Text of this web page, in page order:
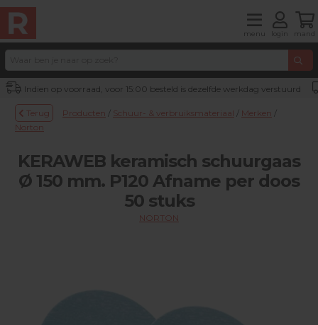
menu login mand
Indien op voorraad, voor 15:00 besteld is dezelfde werkdag verstuurd
Terug Producten / Schuur- & verbruiksmateriaal / Merken /
Norton
KERAWEB keramisch schuurgaas
Ø 150 mm. P120 Afname per doos
50 stuks
NORTON